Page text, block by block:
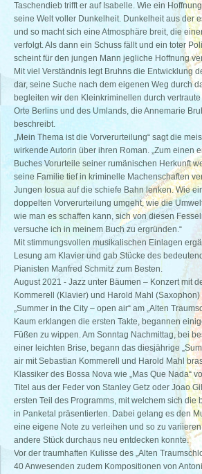
Taschendieb trifft er auf Isabelle. Wie ein
seine Welt voller Dunkelheit. Dunkelheit aus der
und so macht sich eine Atmosphäre breit, die
verfolgt. Als dann ein Schuss fällt und ein toter
scheint für den jungen Mann jegliche Hoffnung
Mit viel Verständnis legt Bruhns die Entwicklung
dar, seine Suche nach dem eigenen Weg durch
begleiten wir den Kleinkriminellen durch
Orte Berlins und des Umlands, die Annemarie
beschreibt.
„Mein Thema ist die Vorverurteilung“ sagt die
wirkende Autorin über ihren Roman. „Zum einen
Buches Vorurteile seiner rumänischen Herkunft
seine Familie tief in kriminelle Machenschaften
Jungen Iosua auf die schiefe Bahn lenken. Wie
doppelten Vorverurteilung umgeht, wie die
wie man es schaffen kann, sich von diesen
versuche ich in meinem Buch zu ergründen.“
Mit stimmungsvollen musikalischen Einlagen
Lesung am Klavier und gab Stücke des
Pianisten Manfred Schmitz zum Besten.
August 2021 - Jazz unter Bäumen – Konzert mit
Kommerell (Klavier) und Harold Mahl
„Summer in the City – open air“ am „Alten
Kaum erklangen die ersten Takte, begannen
Füßen zu wippen. Am Sonntag Nachmittag, bei
einer leichten Brise, begann das diesjährige
air mit Sebastian Kommerell und Harold Mahl
Klassiker des Bossa Nova wie „Mas Que Nada“
Titel aus der Feder von Stanley Getz oder Joao
ersten Teil des Programms, mit welchem sich die
in Panketal präsentierten. Dabei gelang es den
eine eigene Note zu verleihen und so zu
andere Stück durchaus neu entdecken konnte.
Vor der traumhaften Kulisse des „Alten
40 Anwesenden zudem Kompositionen von